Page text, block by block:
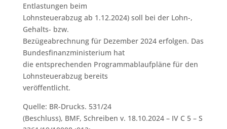
Entlastungen beim
Lohnsteuerabzug ab 1.12.2024) soll bei der Lohn-,
Gehalts- bzw.
Bezügeabrechnung für Dezember 2024 erfolgen. Das
Bundesfinanzministerium hat
die entsprechenden Programmablaufpläne für den
Lohnsteuerabzug bereits
veröffentlicht.
Quelle: BR-Drucks. 531/24
(Beschluss), BMF, Schreiben v. 18.10.2024 – IV C 5 – S